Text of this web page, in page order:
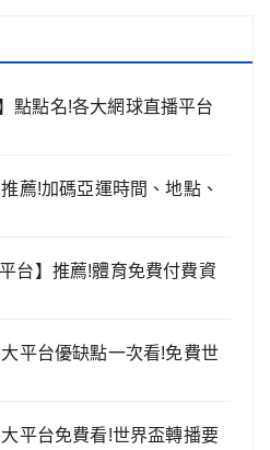
點點名!各大網球直播平台
薦!加碼亞運時間、地點、
台】推薦!體育免費付費資
平台優缺點一次看!免費世
平台免費看!世界盃轉播要